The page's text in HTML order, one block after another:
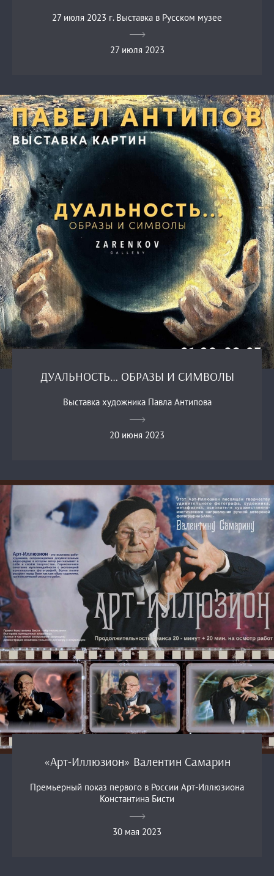
27 июля 2023 г. Выставка в Русском музее
27 июля 2023
ДУАЛЬНОСТЬ… ОБРАЗЫ И СИМВОЛЫ
Выставка художника Павла Антипова
20 июня 2023
«Арт-Иллюзион» Валентин Самарин
Премьерный показ первого в России Арт-Иллюзиона
Константина Бисти
30 мая 2023